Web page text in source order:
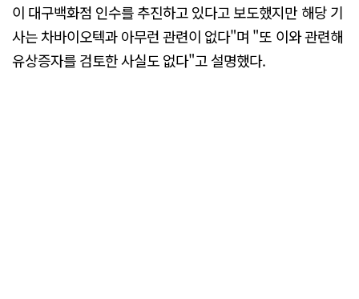
이 대구백화점 인수를 추진하고 있다고 보도했지만 해당 기
사는 차바이오텍과 아무런 관련이 없다"며 "또 이와 관련해
유상증자를 검토한 사실도 없다"고 설명했다.